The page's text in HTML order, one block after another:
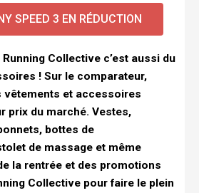
SPEED 3 EN RÉDUCTION
Running Collective c’est aussi du
! Sur le comparateur,
et accessoires
prix du marché. Vestes,
bottes de
de massage et même
la rentrée et des promotions
Collective pour faire le plein